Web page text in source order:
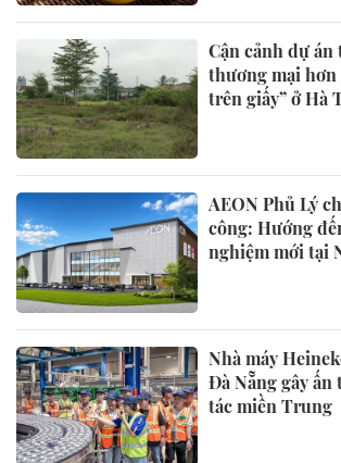
Cận cảnh dự
thương mại hơn
trên giấy” ở Hà
AEON Phủ Lý
công: Hướng
nghiệm mới tại
Nhà máy
Đà Nẵng gây
tác miền Trung